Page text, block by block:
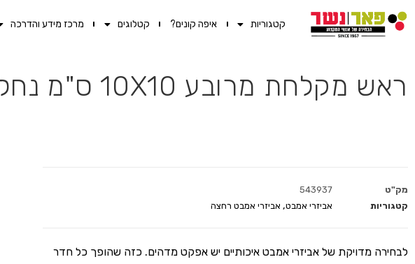
קטגוריות איפה קונים? קטלוגים מרכז מידע והדרכה
ראש מקלחת מרובע 10X10 ס"מ נחליאלי כרום ניקל
מק"ט
543937
קטגוריות
אביזרי אמבט, אביזרי אמבט רחצה
לבחירה מדויקת של אביזרי אמבט איכותיים יש אפקט מדהים. כזה שהופך כל חדר